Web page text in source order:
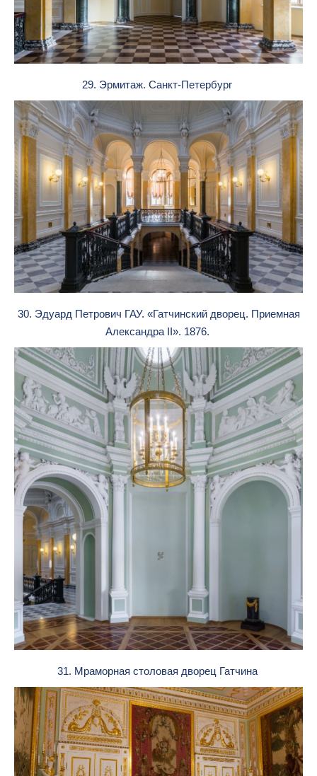
29. Эрмитаж. Санкт-Петербург
30. Эдуард Петрович ГАУ. «Гатчинский дворец. Приемная
Александра II». 1876.
31. Мраморная столовая дворец Гатчина